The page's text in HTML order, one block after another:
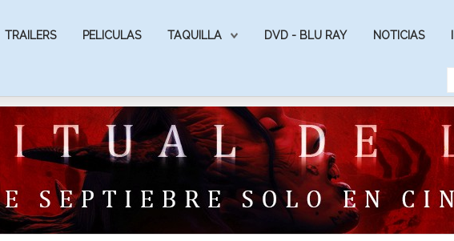
TRAILERS PELICULAS TAQUILLA DVD - BLU RAY NOTICIAS